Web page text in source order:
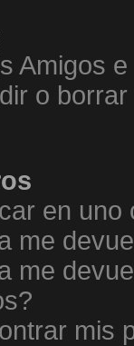
Amigos
o
en uno
me
me
mis